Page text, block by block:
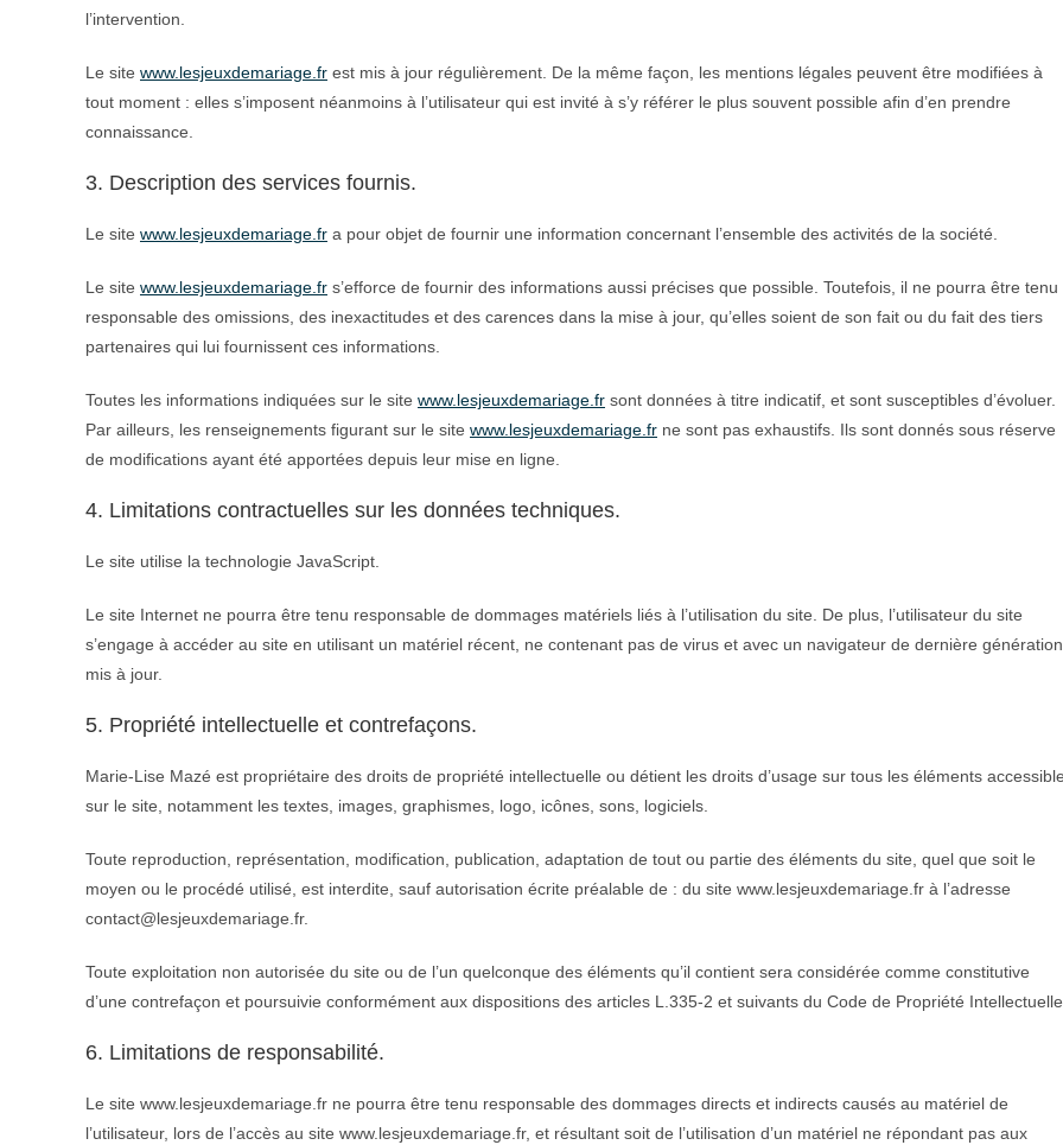
l’intervention.
Le site www.lesjeuxdemariage.fr est mis à jour régulièrement. De la même façon, les mentions légales peuvent être modifiées à
tout moment : elles s’imposent néanmoins à l’utilisateur qui est invité à s’y référer le plus souvent possible afin d’en prendre
connaissance.
3. Description des services fournis.
Le site www.lesjeuxdemariage.fr a pour objet de fournir une information concernant l’ensemble des activités de la société.
Le site www.lesjeuxdemariage.fr s’efforce de fournir des informations aussi précises que possible. Toutefois, il ne pourra être tenu
responsable des omissions, des inexactitudes et des carences dans la mise à jour, qu’elles soient de son fait ou du fait des tiers
partenaires qui lui fournissent ces informations.
Toutes les informations indiquées sur le site www.lesjeuxdemariage.fr sont données à titre indicatif, et sont susceptibles d’évoluer.
Par ailleurs, les renseignements figurant sur le site www.lesjeuxdemariage.fr ne sont pas exhaustifs. Ils sont donnés sous réserve
de modifications ayant été apportées depuis leur mise en ligne.
4. Limitations contractuelles sur les données techniques.
Le site utilise la technologie JavaScript.
Le site Internet ne pourra être tenu responsable de dommages matériels liés à l’utilisation du site. De plus, l’utilisateur du site
s’engage à accéder au site en utilisant un matériel récent, ne contenant pas de virus et avec un navigateur de dernière génération
mis à jour.
5. Propriété intellectuelle et contrefaçons.
Marie-Lise Mazé est propriétaire des droits de propriété intellectuelle ou détient les droits d’usage sur tous les éléments
sur le site, notamment les textes, images, graphismes, logo, icônes, sons, logiciels.
Toute reproduction, représentation, modification, publication, adaptation de tout ou partie des éléments du site, quel que soit le
moyen ou le procédé utilisé, est interdite, sauf autorisation écrite préalable de : du site www.lesjeuxdemariage.fr à l’adresse
contact@lesjeuxdemariage.fr.
Toute exploitation non autorisée du site ou de l’un quelconque des éléments qu’il contient sera considérée comme constitutive
d’une contrefaçon et poursuivie conformément aux dispositions des articles L.335-2 et suivants du Code de Propriété
6. Limitations de responsabilité.
Le site www.lesjeuxdemariage.fr ne pourra être tenu responsable des dommages directs et indirects causés au matériel de
l’utilisateur, lors de l’accès au site www.lesjeuxdemariage.fr, et résultant soit de l’utilisation d’un matériel ne répondant pas aux